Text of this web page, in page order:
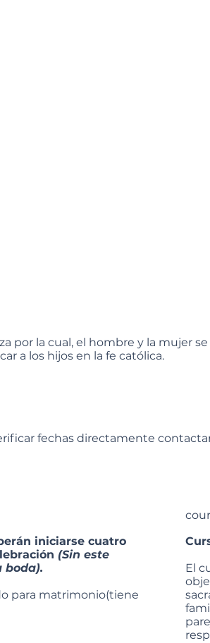
El
iniciarse cuatro
(Sin este
boda).
para matrimonio(tiene
por la cual, el hombre y la mujer
a los hijos en la fe católica.
fechas directamente